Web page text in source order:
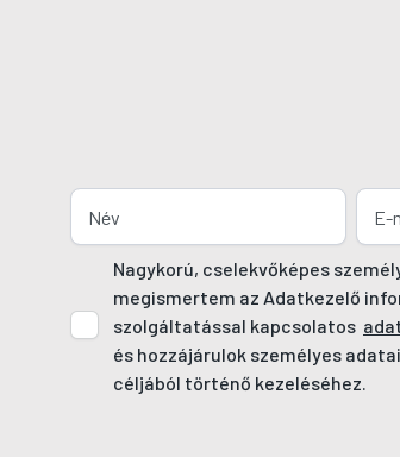
Nagykorú, cselekvőképes
megismertem az Adatkezelő
szolgáltatással kapcsolatos
és hozzájárulok személyes
céljából történő kezeléséhez.